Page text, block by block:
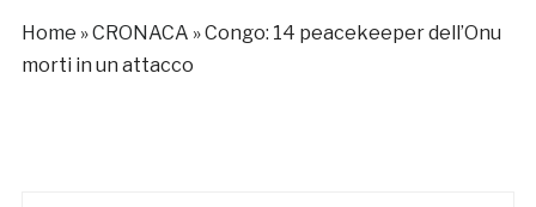
Home »CRONACA »Congo: 14 peacekeeper dell’Onu
morti in un attacco